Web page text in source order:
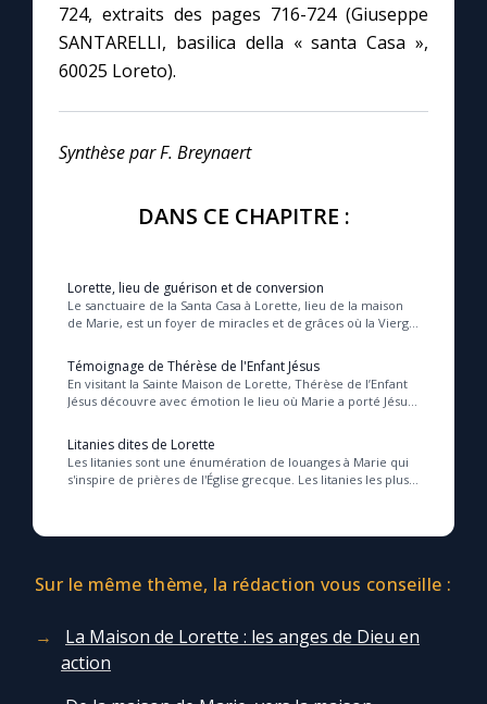
724, extraits des pages 716-724 (Giuseppe
SANTARELLI, basilica della « santa Casa »,
60025 Loreto).
Synthèse par F. Breynaert
DANS CE CHAPITRE :
Lorette, lieu de guérison et de conversion
Le sanctuaire de la Santa Casa à Lorette, lieu de la maison
de Marie, est un foyer de miracles et de grâces où la Vierge,
Témoignage de Thérèse de l'Enfant Jésus
En visitant la Sainte Maison de Lorette, Thérèse de l’Enfant
Jésus découvre avec émotion le lieu où Marie a porté Jésus,
Litanies dites de Lorette
Les litanies sont une énumération de louanges à Marie qui
s'inspire de prières de l'Église grecque. Les litanies les plus
Sur le même thème, la rédaction vous conseille :
La Maison de Lorette : les anges de Dieu en
action